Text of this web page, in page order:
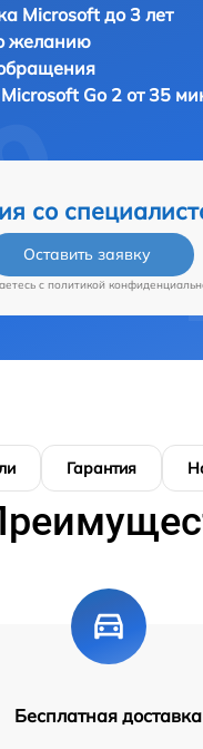
Microsoft до 3 лет
желанию
Microsoft Go 2 от 35
со
Оставить заявку
c политикой
Гарантия
Бесплатная доставка